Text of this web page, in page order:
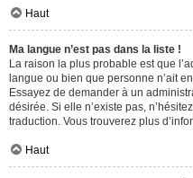
Haut
Ma langue n’est pas dans la liste !
La raison la plus probable est que
langue ou bien que personne n’ait
Essayez de demander à un
désirée. Si elle n’existe pas,
traduction. Vous trouverez plus
Haut